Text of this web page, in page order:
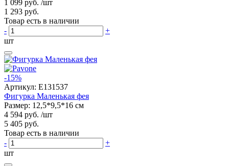
1 099 руб. /шт
1 293 руб.
Товар есть в наличии
-
+
шт
-15%
Артикул: E131537
Фигурка Маленькая фея
Размер: 12,5*9,5*16 см
4 594 руб. /шт
5 405 руб.
Товар есть в наличии
-
+
шт